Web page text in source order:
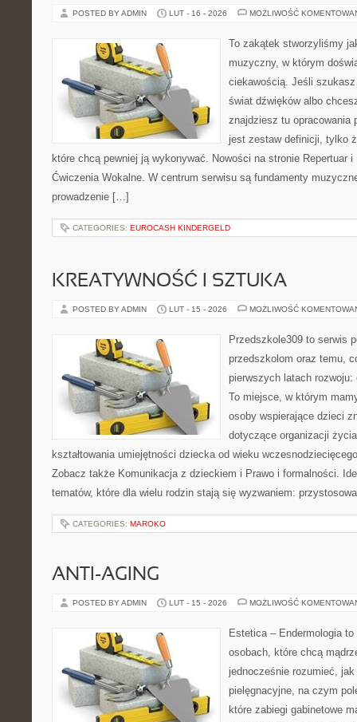
POSTED BY ADMIN LUT - 16 - 2026 MOŻLIWOŚĆ
To zakątek stworzyliśmy
muzyczny, w którym
ciekawością. Jeśli
świat dźwięków albo
znajdziesz tu opracowania
jest zestaw definicji, tylko
które chcą pewniej ją wykonywać. Nowości na stronie Repertuar
Ćwiczenia Wokalne. W centrum serwisu są fundamenty
prowadzenie […]
CATEGORIES: EUROCASH KINDERGELD
KREATYWNOŚĆ I SZTUKA
POSTED BY ADMIN LUT - 15 - 2026 MOŻLIWOŚĆ
Przedszkole309 to serwis
przedszkolom oraz temu,
pierwszych latach
To miejsce, w którym
osoby wspierające dzieci
dotyczące organizacji
kształtowania umiejętności dziecka od wieku
Zobacz także Komunikacja z dzieckiem i Prawo i formalności.
tematów, które dla wielu rodzin stają się wyzwaniem:
CATEGORIES: MAROKO
ANTI-AGING
POSTED BY ADMIN LUT - 15 - 2026 MOŻLIWOŚĆ
Estetica – Endermologia
osobach, które chcą
jednocześnie rozumieć, jak
pielęgnacyjne, na czym
które zabiegi gabinetowe